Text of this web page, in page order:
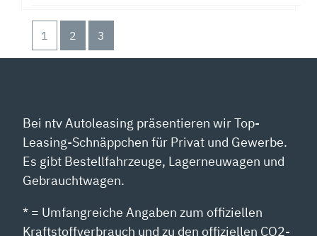
1 2 3
Bei ntv Autoleasing präsentieren wir Top-
Leasing-Schnäppchen für Privat und Gewerbe.
Es gibt Bestellfahrzeuge, Lagerneuwagen und
Gebrauchtwagen.
* = Umfangreiche Angaben zum offiziellen
Kraftstoffverbrauch und zu den offiziellen CO2-